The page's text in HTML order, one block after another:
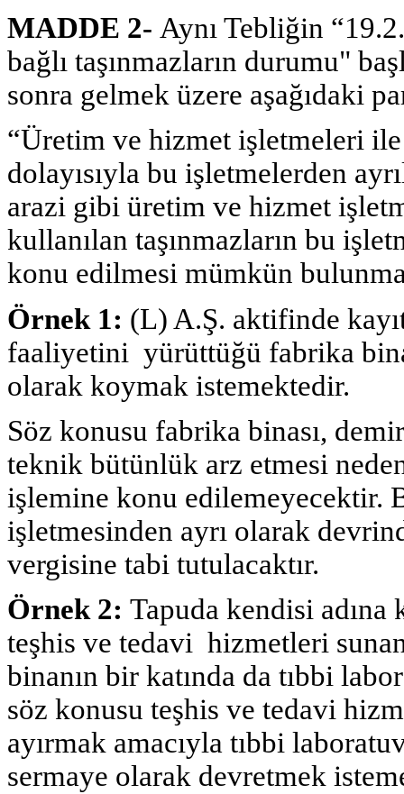
MADDE 2- Aynı Tebliğin
bağlı taşınmazların durumu"
sonra gelmek üzere aşağıdaki
“Üretim ve hizmet işletmeleri
dolayısıyla bu işletmelerden
arazi gibi üretim ve hizmet
kullanılan taşınmazların bu
konu edilmesi mümkün
Örnek 1: (L) A.Ş. aktifinde
faaliyetini yürüttüğü fabrika
olarak koymak istemektedir.
Söz konusu fabrika binası,
teknik bütünlük arz etmesi
işlemine konu edilemeyecektir.
işletmesinden ayrı olarak
vergisine tabi tutulacaktır.
Örnek 2: Tapuda kendisi adına
teşhis ve tedavi hizmetleri
binanın bir katında da tıbbi
söz konusu teşhis ve tedavi
ayırmak amacıyla tıbbi
sermaye olarak devretmek